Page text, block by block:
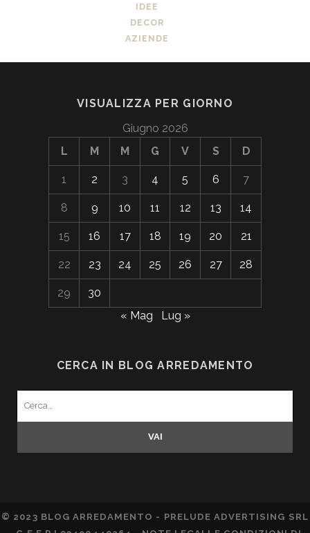
IDEE
DECOR
AZIENDE
VISUALIZZA PER GIORNO
Giugno 2026
L
M M G V S D
1 2 3 4 5 6 7
8 9 10 11 12 13 14
15 16 17 18 19 20 21
22 23 24 25 26 27 28
29
30
« Mag
Lug »
CERCA IN BLOG ARREDAMENTO
© 2023 BLOG ARREDAMENTO - PRELUDE ADVERTISING SRL